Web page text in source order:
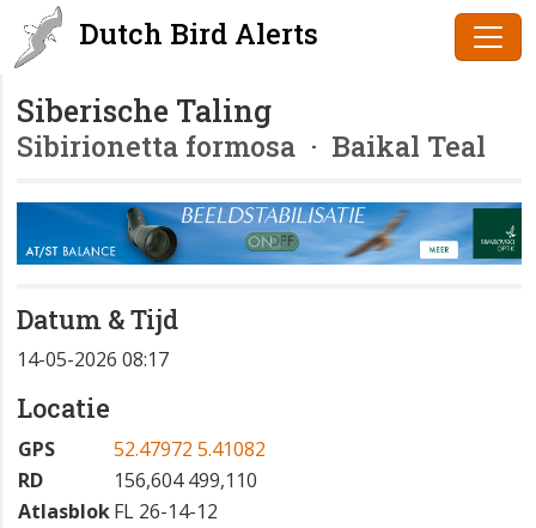
Dutch Bird Alerts
Siberische Taling
Sibirionetta formosa · Baikal Teal
Datum & Tijd
14-05-2026 08:17
Locatie
GPS
52.47972 5.41082
RD
156,604 499,110
AtlasblokFL 26-14-12